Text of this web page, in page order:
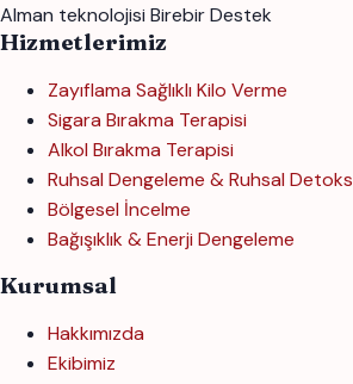
Alman teknolojisi Birebir Destek
Hizmetlerimiz
Zayıflama Sağlıklı Kilo Verme
Sigara Bırakma Terapisi
Alkol Bırakma Terapisi
Ruhsal Dengeleme & Ruhsal Detoks
Bölgesel İncelme
Bağışıklık & Enerji Dengeleme
Kurumsal
Hakkımızda
Ekibimiz